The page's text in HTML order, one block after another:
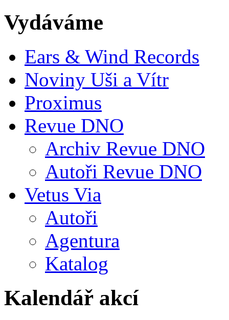
Vydáváme
Ears & Wind Records
Noviny Uši a Vítr
Proximus
Revue DNO
Archiv Revue DNO
Autoři Revue DNO
Vetus Via
Autoři
Agentura
Katalog
Kalendář akcí